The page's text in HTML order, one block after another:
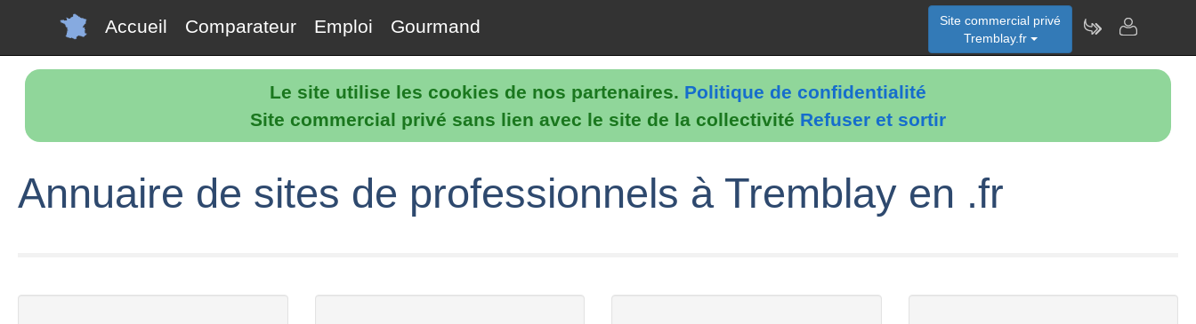
Le site utilise les cookies de nos partenaires. Politique de confidentialité
Site commercial privé sans lien avec le site de la collectivité Refuser et sortir
Accueil Comparateur Emploi Gourmand
Site commercial privé
Tremblay.fr
Annuaire de sites de professionnels à Tremblay en .fr